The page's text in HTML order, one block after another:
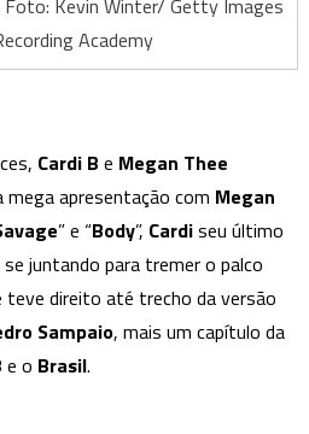
Kevin Winter/ Getty Images
Academy
Cardi B e Megan Thee
mega apresentação com Megan
” e “Body”, Cardiseu último
se juntando para tremer o palco
teve direito até trecho da versão
Sampaio, mais um capítulo da
e o Brasil.